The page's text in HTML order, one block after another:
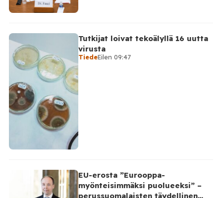
Tutkijat loivat tekoälyllä 16 uutta
virusta
TiedeEilen 09:47
EU-erosta ”Eurooppa-
myönteisimmäksi puolueeksi” –
perussuomalaisten täydellinen